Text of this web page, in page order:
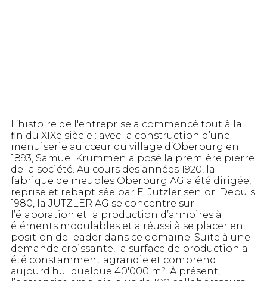
L’histoire de l'entreprise a commencé tout à la
fin du XIXe siècle : avec la construction d’une
menuiserie au cœur du village d’Oberburg en
1893, Samuel Krummen a posé la première pierre
de la société. Au cours des années 1920, la
fabrique de meubles Oberburg AG a été dirigée,
reprise et rebaptisée par E. Jutzler senior. Depuis
1980, la JUTZLER AG se concentre sur
l’élaboration et la production d’armoires à
éléments modulables et a réussi à se placer en
position de leader dans ce domaine. Suite à une
demande croissante, la surface de production a
été constamment agrandie et comprend
aujourd’hui quelque 40'000 m². À présent,